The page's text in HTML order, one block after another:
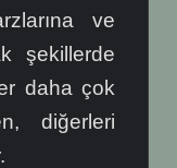
ve
şekillerde
daha çok
diğerleri